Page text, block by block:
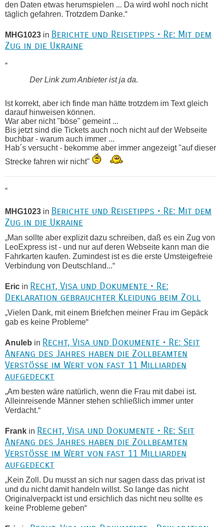
den Daten etwas herumspielen ... Da wird wohl noch nicht
täglich gefahren. Trotzdem Danke.“
MHG1023 in Berichte und Reisetipps • Re: Mit dem
Zug in die Ukraine
„
Der Link zum Anbieter ist ja da.
Ist korrekt, aber ich finde man hätte trotzdem im Text gleich
darauf hinweisen können.
War aber nicht "böse" gemeint ...
Bis jetzt sind die Tickets auch noch nicht auf der Webseite
buchbar - warum auch immer ...
Hab´s versucht - bekomme aber immer angezeigt "auf dieser
Strecke fahren wir nicht"
“
MHG1023 in Berichte und Reisetipps • Re: Mit dem
Zug in die Ukraine
„Man sollte aber explizit dazu schreiben, daß es ein Zug von
LeoExpress ist - und nur auf deren Webseite kann man die
Fahrkarten kaufen. Zumindest ist es die erste Umsteigefreie
Verbindung von Deutschland...“
Eric in Recht, Visa und Dokumente • Re:
Deklaration gebrauchter Kleidung beim Zoll
„Vielen Dank, mit einem Briefchen meiner Frau im Gepäck
gab es keine Probleme“
Anuleb in Recht, Visa und Dokumente • Re: Seit
Anfang des Jahres haben die Zollbeamten
Verstöße im Wert von fast 11 Milliarden
aufgedeckt
„Am besten wäre natürlich, wenn die Frau mit dabei ist.
Alleinreisende Männer stehen schließlich immer unter
Verdacht.“
Frank in Recht, Visa und Dokumente • Re: Seit
Anfang des Jahres haben die Zollbeamten
Verstöße im Wert von fast 11 Milliarden
aufgedeckt
„Kein Zoll. Du musst an sich nur sagen dass das privat ist
und du nicht damit handeln willst. So lange das nicht
Originalverpackt ist und ersichlich das nicht neu sollte es
keine Probleme geben“